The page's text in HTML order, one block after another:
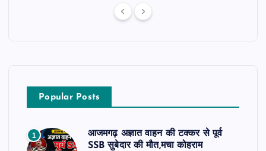
Popular Posts
1
आजमगढ़ अज्ञात वाहन की टक्कर से पूर्व
SSB सुबेदार की मौत,मचा कोहराम